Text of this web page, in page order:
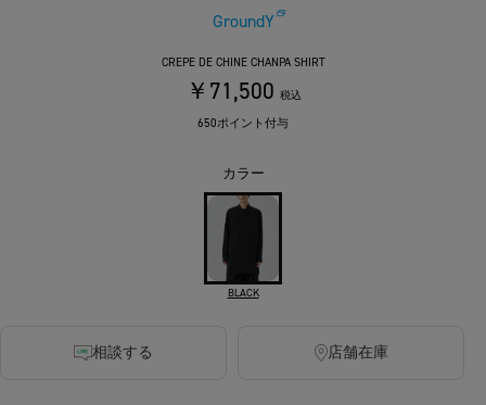
GroundY
CREPE DE CHINE CHANPA SHIRT
￥71,500 税込
650ポイント付与
カラー
BLACK
相談する 店舗在庫